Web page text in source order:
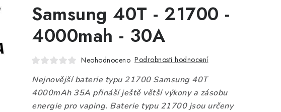
Samsung 40T - 21700 -
4000mah - 30A
Neohodnoceno Podrobnosti hodnocení
Nejnovější baterie typu 21700 Samsung 40T
4000mAh 35A přináší ještě větší výkony a zásobu
energie pro vaping. Baterie typu 21700 jsou určeny